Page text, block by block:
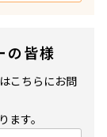
の皆様
こちらにお問
す。